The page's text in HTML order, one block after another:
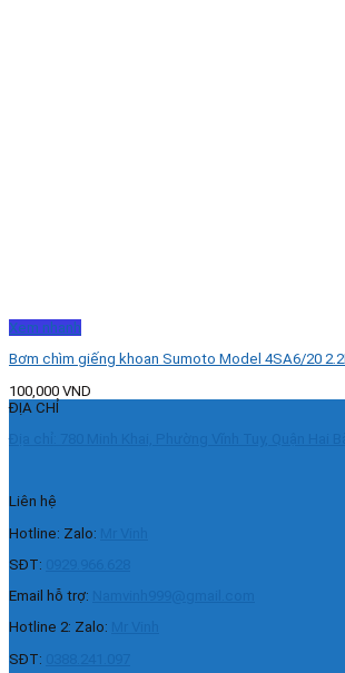
Xem nhanh
Bơm chìm giếng khoan Sumoto Model 4SA6/20
100,000 VND
ĐỊA CHỈ
Liên hệ
Hotline: Zalo:
SĐT:
Email hỗ trợ:
Hotline 2: Zalo:
SĐT: